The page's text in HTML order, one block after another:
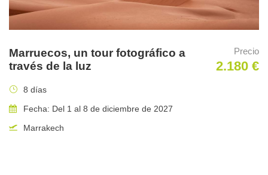
Hides libres adicionales de paseriformes, mochuelo,
No incluido en el precio
Traslados hasta Peñalajo
Marruecos, un tour fotográfico a
través de la luz
Precio
2.180 €
8 días
Fecha: Del 1 al 8 de diciembre de 2027
Marrakech